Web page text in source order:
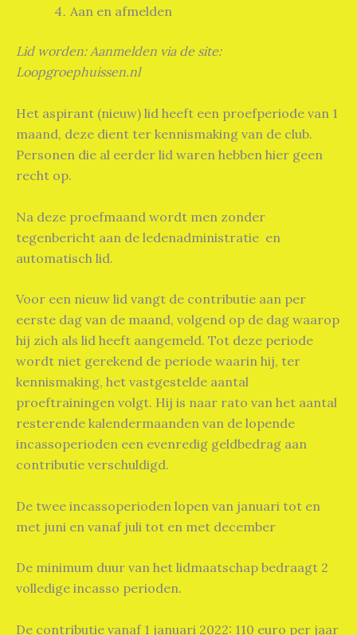
Aan en afmelden
Lid worden: Aanmelden via de site:
Loopgroephuissen.nl
Het aspirant (nieuw) lid heeft een proefperiode van 1
maand, deze dient ter kennismaking van de club.
Personen die al eerder lid waren hebben hier geen
recht op.
Na deze proefmaand wordt men zonder
tegenbericht aan de ledenadministratie en
automatisch lid.
Voor een nieuw lid vangt de contributie aan per
eerste dag van de maand, volgend op de dag waarop
hij zich als lid heeft aangemeld. Tot deze periode
wordt niet gerekend de periode waarin hij, ter
kennismaking, het vastgestelde aantal
proeftrainingen volgt. Hij is naar rato van het aantal
resterende kalendermaanden van de lopende
incassoperioden een evenredig geldbedrag aan
contributie verschuldigd.
De twee incassoperioden lopen van januari tot en
met juni en vanaf juli tot en met december
De minimum duur van het lidmaatschap bedraagt 2
volledige incasso perioden.
De contributie vanaf 1 januari 2022: 110 euro per jaar